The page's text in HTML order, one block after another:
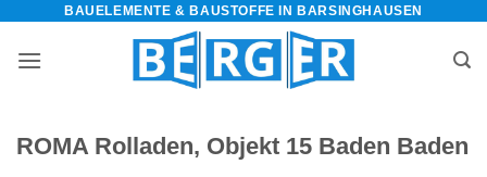
springen
BAUELEMENTE & BAUSTOFFE IN BARSINGHAUSEN
ROMA Rolladen, Objekt 15 Baden Baden